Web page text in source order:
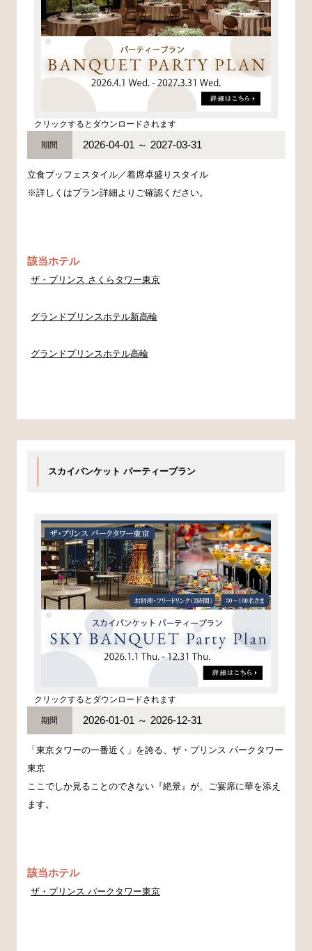
クリックするとダウンロードされます
期間 2026-04-01 ～ 2027-03-31
立食ブッフェスタイル／着席卓盛りスタイル
※詳しくはプラン詳細よりご確認ください。
該当ホテル
ザ・プリンス さくらタワー東京
グランドプリンスホテル新高輪
グランドプリンスホテル高輪
スカイバンケット パーティープラン
クリックするとダウンロードされます
期間 2026-01-01 ～ 2026-12-31
「東京タワーの一番近く」を誇る、ザ・プリンス パークタワー
東京
ここでしか見ることのできない『絶景』が、ご宴席に華を添え
ます。
該当ホテル
ザ・プリンス パークタワー東京